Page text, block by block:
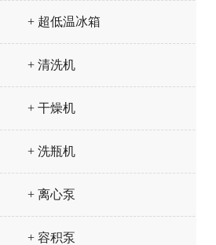
+ 超低温冰箱
+ 清洗机
+ 干燥机
+ 洗瓶机
+ 离心泵
+ 容积泵